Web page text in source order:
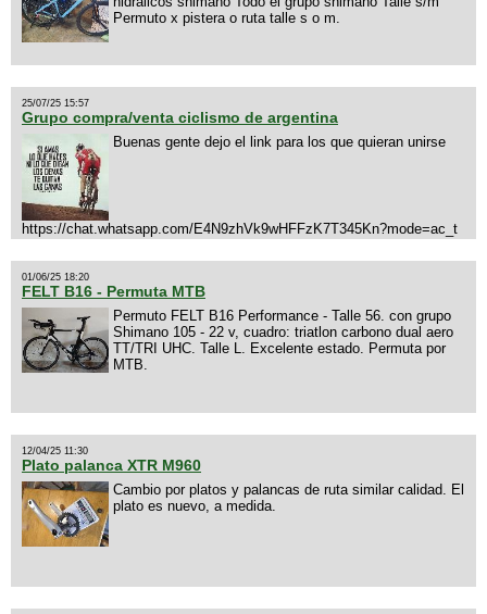
Permuto x pistera o ruta talle s o m.
25/07/25 15:57
Grupo compra/venta ciclismo de argentina
Buenas gente dejo el link para los que quieran unirse
https://chat.whatsapp.com/E4N9zhVk9wHFFzK7T345Kn?mode=ac_t
01/06/25 18:20
FELT B16 - Permuta MTB
Permuto FELT B16 Performance - Talle 56. con grupo
Shimano 105 - 22 v, cuadro: triatlon carbono dual aero
TT/TRI UHC. Talle L. Excelente estado. Permuta por
MTB.
12/04/25 11:30
Plato palanca XTR M960
Cambio por platos y palancas de ruta similar calidad. El
plato es nuevo, a medida.